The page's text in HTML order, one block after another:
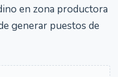
en zona productora
generar puestos de